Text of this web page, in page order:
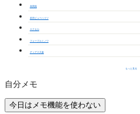
高岡苑
若宮ビューハイツ
エクセカ
フォーブルミノワ
ディアス大倉
もっと見る
自分メモ
今日はメモ機能を使わない